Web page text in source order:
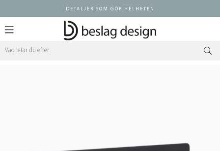
DETALJER SOM GÖR HELHETEN